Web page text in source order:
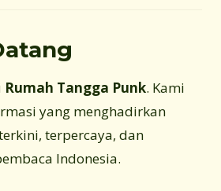
Rumah Tangga Punk. Kami
yang menghadirkan
terpercaya, dan
Indonesia.